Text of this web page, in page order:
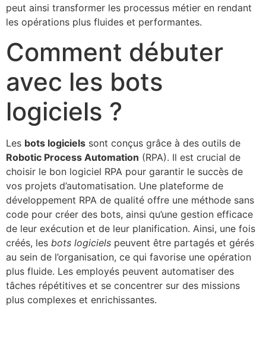
peut ainsi transformer les processus métier en rendant
les opérations plus fluides et performantes.
Comment débuter
avec les bots
logiciels ?
Les bots logiciels sont conçus grâce à des outils de
Robotic Process Automation (RPA). Il est crucial de
choisir le bon logiciel RPA pour garantir le succès de
vos projets d’automatisation. Une plateforme de
développement RPA de qualité offre une méthode sans
code pour créer des bots, ainsi qu’une gestion efficace
de leur exécution et de leur planification. Ainsi, une fois
créés, les bots logiciels peuvent être partagés et gérés
au sein de l’organisation, ce qui favorise une opération
plus fluide. Les employés peuvent automatiser des
tâches répétitives et se concentrer sur des missions
plus complexes et enrichissantes.